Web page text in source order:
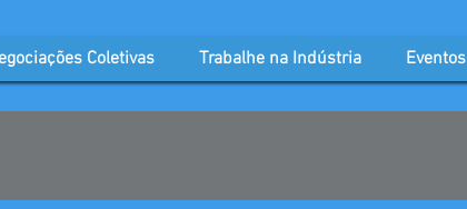
Coletivas Trabalhe na Indústria Eventos